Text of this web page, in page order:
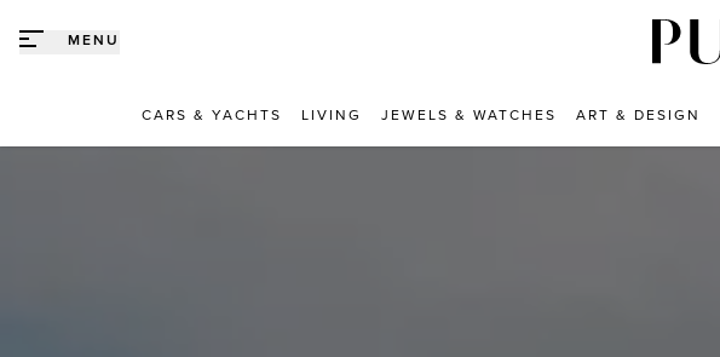
MENU
CARS & YACHTS LIVING JEWELS & WATCHES ART & DESIGN